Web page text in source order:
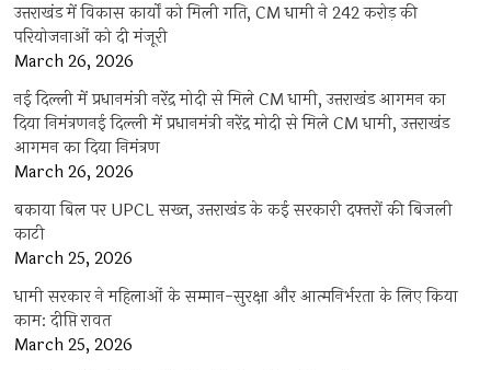
उत्तराखंड में विकास कार्यों को मिली गति, CM धामी ने 242 करोड़ की
परियोजनाओं को दी मंजूरी
March 26, 2026
नई दिल्ली में प्रधानमंत्री नरेंद्र मोदी से मिले CM धामी, उत्तराखंड आगमन का
दिया निमंत्रणनई दिल्ली में प्रधानमंत्री नरेंद्र मोदी से मिले CM धामी, उत्तराखंड
आगमन का दिया निमंत्रण
March 26, 2026
बकाया बिल पर UPCL सख्त, उत्तराखंड के कई सरकारी दफ्तरों की बिजली
काटी
March 25, 2026
धामी सरकार ने महिलाओं के सम्मान-सुरक्षा और आत्मनिर्भरता के लिए किया
काम: दीप्ति रावत
March 25, 2026